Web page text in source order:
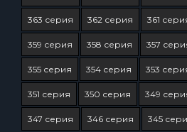
363 серия 362 серия 361
359 серия 358 серия 357
355 серия 354 серия 353
351 серия 350 серия 349
347 серия 346 серия 345